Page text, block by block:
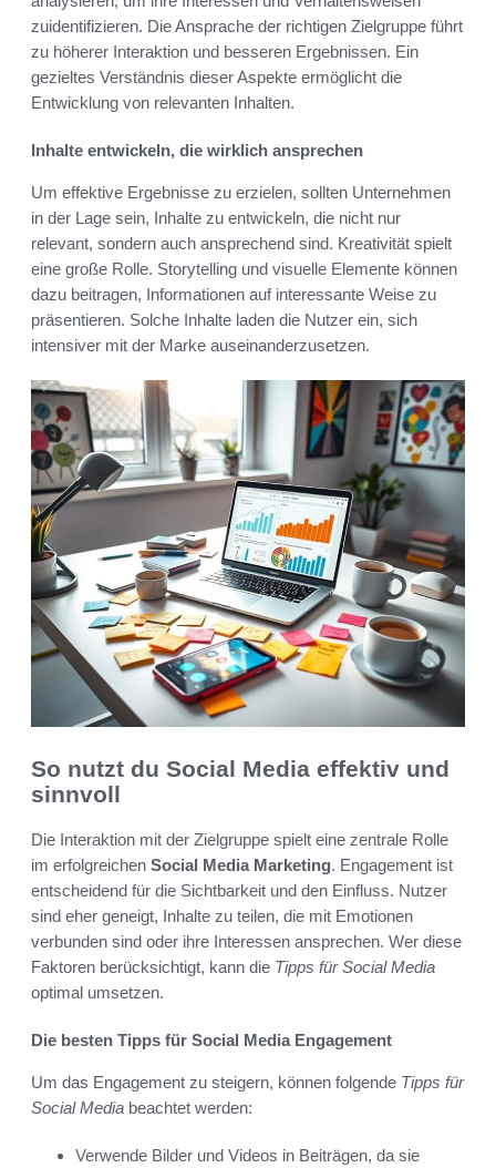
zuidentifizieren. Die Ansprache der richtigen Zielgruppe führt
zu höherer Interaktion und besseren Ergebnissen. Ein
gezieltes Verständnis dieser Aspekte ermöglicht die
Entwicklung von relevanten Inhalten.
Inhalte entwickeln, die wirklich ansprechen
Um effektive Ergebnisse zu erzielen, sollten Unternehmen
in der Lage sein, Inhalte zu entwickeln, die nicht nur
relevant, sondern auch ansprechend sind. Kreativität spielt
eine große Rolle. Storytelling und visuelle Elemente können
dazu beitragen, Informationen auf interessante Weise zu
präsentieren. Solche Inhalte laden die Nutzer ein, sich
intensiver mit der Marke auseinanderzusetzen.
So nutzt du Social Media effektiv und
sinnvoll
Die Interaktion mit der Zielgruppe spielt eine zentrale Rolle
im erfolgreichen Social Media Marketing. Engagement ist
entscheidend für die Sichtbarkeit und den Einfluss. Nutzer
sind eher geneigt, Inhalte zu teilen, die mit Emotionen
verbunden sind oder ihre Interessen ansprechen. Wer diese
Faktoren berücksichtigt, kann die Tipps für Social Media
optimal umsetzen.
Die besten Tipps für Social Media Engagement
Um das Engagement zu steigern, können folgende Tipps für
Social Media beachtet werden:
Verwende Bilder und Videos in Beiträgen, da sie